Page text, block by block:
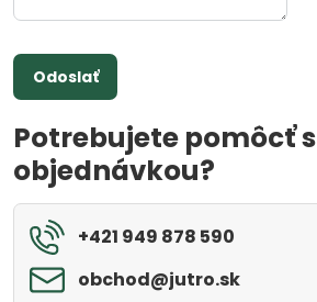
Odoslať
Potrebujete pomôcť s
objednávkou?
+421 949 878 590
obchod​@jutro​.sk